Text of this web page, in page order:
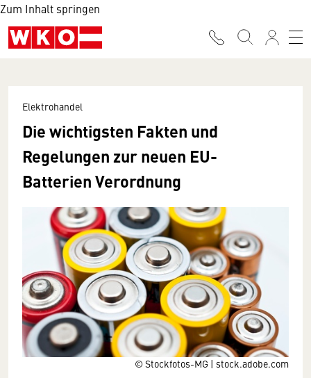
Zum Inhalt springen
© Stockfotos-MG | stock.adobe.com
Elektrohandel
Die wichtigsten Fakten und
Regelungen zur neuen EU-
Batterien Verordnung